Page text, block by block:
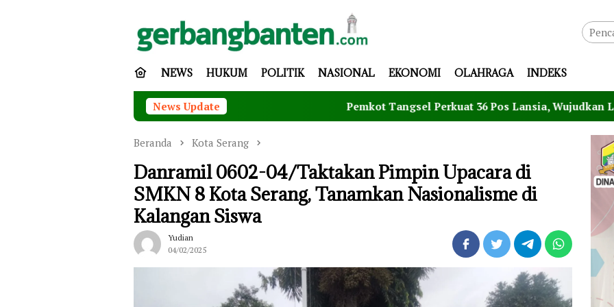
NEWS HUKUM POLITIK NASIONAL EKONOMI OLAHRAGA INDEKS
News Update Pemkot Tangsel Perkuat 36 Pos Lansia, Wujudkan Lansia
Beranda Kota Serang
Danramil 0602-04/Taktakan Pimpin Upacara di
SMKN 8 Kota Serang, Tanamkan Nasionalisme di
Kalangan Siswa
Yudian
04/02/2025